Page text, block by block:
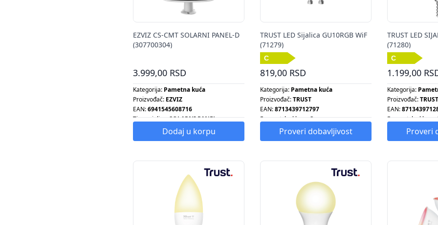
EZVIZ CS-CMT SOLARNI PANEL-D
(307700304)
3.999,00 RSD
Kategorija: Pametna kuća
Proizvođač: EZVIZ
EAN:6941545608716
Tip grejalice:SOLARNI PANEL
Tip radijatora:SOLARNI PANEL
Tip šporeta:
SOLARNI PANEL
Dodaj u korpu
TRUST LED Sijalica GU10RGB WiF
(71279)
819,00 RSD
Kategorija: Pametna kuća
Proizvođač:TRUST
EAN:8713439712797
Energetska klasa:C
Energetska klasa:A+
Snaga:
Proveri dobavljivost
TRUST LED
(71280)
1.199,00
Kategorija:
Proizvođač:TRUST
EAN:
Energetska klasa:
Energetska klasa:
Snaga:
Proveri